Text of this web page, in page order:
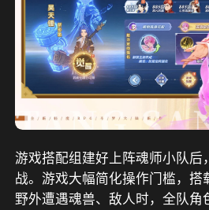
游戏搭配组建好上阵魂师小队后
战。游戏大幅简化操作门槛，搭
野外遭遇魂兽、敌人时，全队角